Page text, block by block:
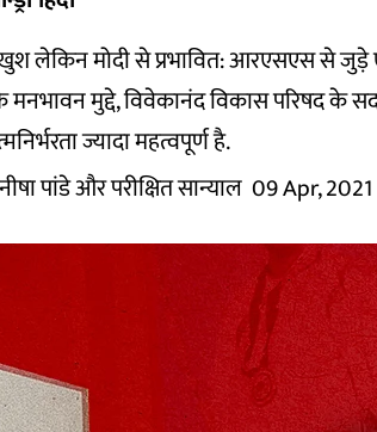
लेकिन मोदी से प्रभावित: आरएसएस से
मनभावन मुद्दे, विवेकानंद विकास परिषद
ज्यादा महत्वपूर्ण है.
पांडे और परीक्षित सान्याल 09 Apr, 2021